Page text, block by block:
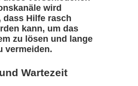
wird
Hilfe rasch
kann, um das
zu lösen und lange
vermeiden.
Wartezeit